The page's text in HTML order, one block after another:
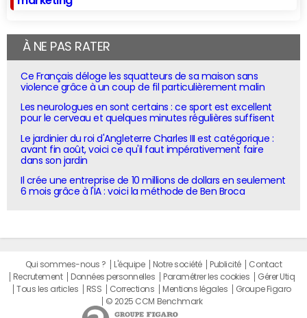
À NE PAS RATER
Ce Français déloge les squatteurs de sa maison sans
violence grâce à un coup de fil particulièrement malin
Les neurologues en sont certains : ce sport est excellent
pour le cerveau et quelques minutes régulières suffisent
Le jardinier du roi d'Angleterre Charles III est catégorique :
avant fin août, voici ce qu'il faut impérativement faire
dans son jardin
Il crée une entreprise de 10 millions de dollars en seulement
6 mois grâce à l'IA : voici la méthode de Ben Broca
Qui sommes-nous ? L'équipe Notre société Publicité
Contact
Recrutement
Données personnelles Paramétrer les cookies
Gérer Utiq
Tous les articles
RSS Corrections Mentions légales
Groupe Figaro
© 2025 CCM Benchmark